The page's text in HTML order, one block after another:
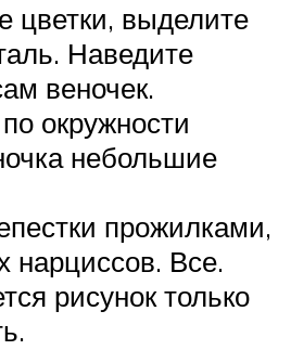
цветки, выделите
Наведите
веночек.
окружности
небольшие
прожилками,
нарциссов. Все.
рисунок только